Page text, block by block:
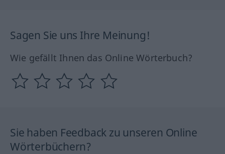
Sagen Sie uns Ihre Meinung!
Wie gefällt Ihnen das Online Wörterbuch?
Sie haben Feedback zu unseren Online
Wörterbüchern?